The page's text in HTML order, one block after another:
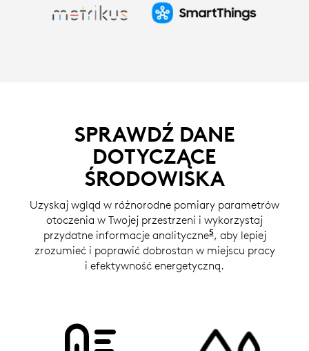
SPRAWDŹ DANE
DOTYCZĄCE
ŚRODOWISKA
Uzyskaj wgląd w różnorodne pomiary parametrów
otoczenia w Twojej przestrzeni i wykorzystaj
przydatne informacje analityczne5Dane
, aby lepiej
zrozumieć i poprawić dobrostan w miejscu pracy
i efektywność energetyczną.